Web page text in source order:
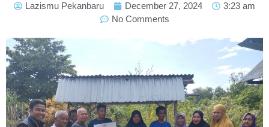
Lazismu Pekanbaru December 27, 2024
3:23 am
No Comments